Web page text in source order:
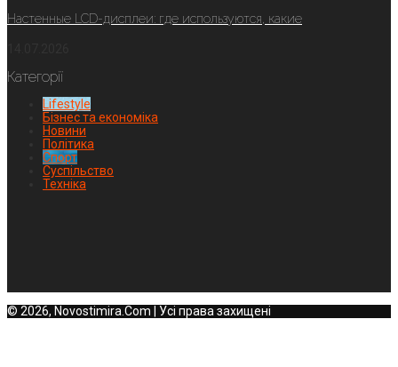
Настенные LCD-дисплеи: где используются, какие
Категорії
Lifestyle
Бізнес та економіка
Новини
Політика
Спорт
Суспільство
Техніка
© 2026, Novostimira.Com | Усі права захищені